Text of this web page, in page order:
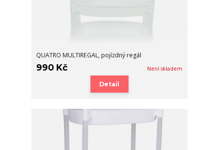
QUATRO MULTIREGAL, pojízdný regál
990 Kč Není skladem
Detail